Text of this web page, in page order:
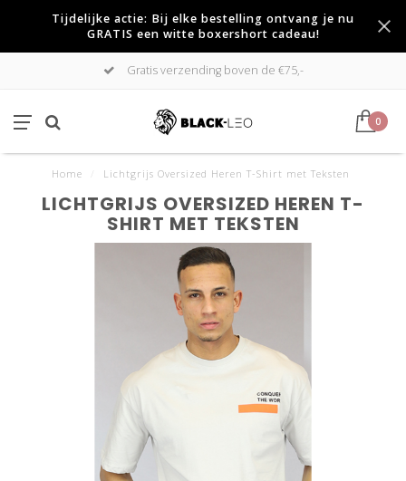
Tijdelijke actie: Bij elke bestelling ontvang je nu
GRATIS een witte boxershort cadeau!
Gratis verzending boven de €75,-
0
Home Lichtgrijs Oversized Heren T-Shirt met Teksten
LICHTGRIJS OVERSIZED HEREN T-
SHIRT MET TEKSTEN